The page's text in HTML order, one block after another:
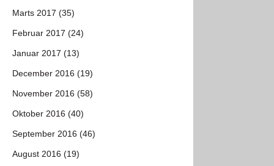
Marts 2017 (35)
Februar 2017 (24)
Januar 2017 (13)
December 2016 (19)
November 2016 (58)
Oktober 2016 (40)
September 2016 (46)
August 2016 (19)